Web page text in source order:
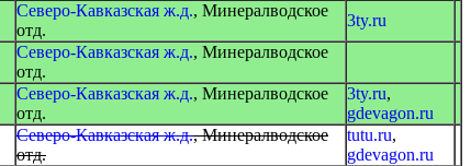
Северо-Кавказская ж.д., Минералводское
отд.
3ty.ru
Северо-Кавказская ж.д., Минералводское
отд.
Северо-Кавказская ж.д., Минералводское
отд.
3ty.ru,
gdevagon.ru
Северо-Кавказская ж.д., Минералводское
отд.
tutu.ru,
gdevagon.ru